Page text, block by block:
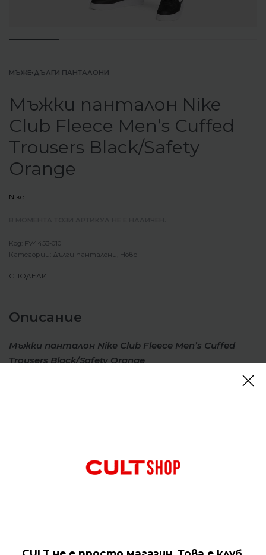
МЪЖЕ›ДЪЛГИ ПАНТАЛОНИ
Мъжки панталон Nike
Club Fleece Men’s Cuffed
Trousers Black/Safety
Orange
Nike
FV4453-010
Категории: Дълги панталони Ново
СПОДЕЛИ
Описание
Мъжки панталон Nike Club Fleece Men’s Cuffed
Trousers Black/Safety Orange
Облечете нашите панталони Nike Club Fleece и
необходимост. Комбинирайте ги с маратонките
си Nike и им се наслаждавайте от комфорта на